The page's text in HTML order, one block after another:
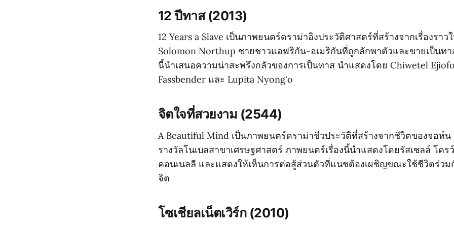
12 ปีทาส (2013)
12 Years a Slave เป็นภาพยนตร์ดราม่าอิงประวัติศาสตร์ที่สร้างจากเรื่องราว
Solomon Northup ชายชาวแอฟริกัน-อเมริกันที่ถูกลักพาตัวและขายเป็นทา
นี้นำเสนอความน่าสะพรึงกลัวของการเป็นทาส นำแสดงโดย Chiwetel
Fassbender และ Lupita Nyong'o
จิตใจที่สวยงาม (2544)
A Beautiful Mind เป็นภาพยนตร์ดราม่าชีวประวัติที่สร้างจากชีวิตของจอห์
รางวัลโนเบลสาขาเศรษฐศาสตร์ ภาพยนตร์เรื่องนี้นำแสดงโดยรัสเซลล์ โคร
คอนเนลลี และแสดงให้เห็นการต่อสู้ส่วนตัวที่แนชต้องเผชิญขณะใช้ชีวิตร่วม
จิต
โซเชียลเน็ตเวิร์ก (2010)